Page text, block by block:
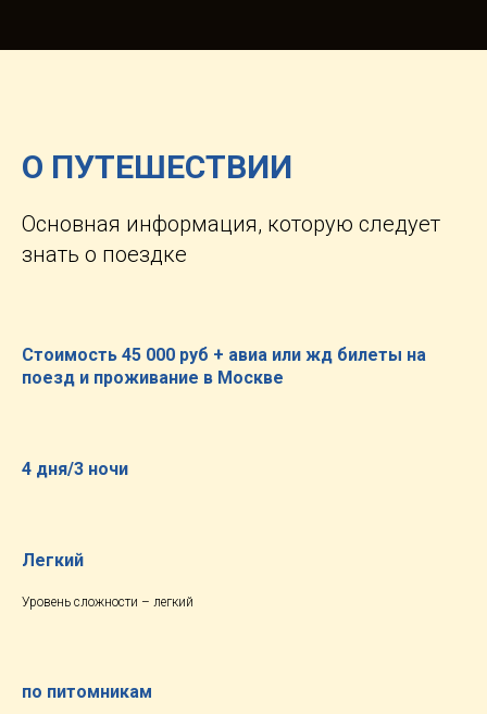
О ПУТЕШЕСТВИИ
Основная информация, которую следует
знать о поездке
Стоимость 45 000 руб + авиа или жд билеты на
поезд и проживание в Москве
4 дня/3 ночи
Легкий
Уровень сложности – легкий
по питомникам